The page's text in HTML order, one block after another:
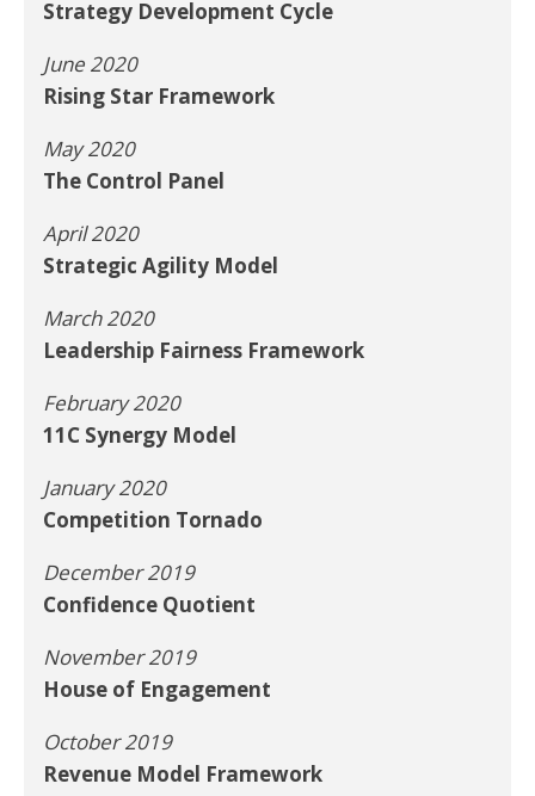
Strategy Development Cycle
June 2020
Rising Star Framework
May 2020
The Control Panel
April 2020
Strategic Agility Model
March 2020
Leadership Fairness Framework
February 2020
11C Synergy Model
January 2020
Competition Tornado
December 2019
Confidence Quotient
November 2019
House of Engagement
October 2019
Revenue Model Framework